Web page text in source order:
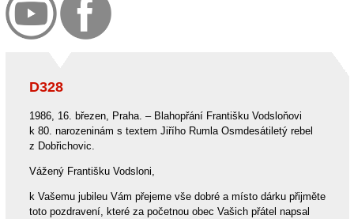
D328
1986, 16. březen, Praha. – Blahopřání Františku Vodsloňovi
k 80. narozeninám s textem Jiřího Rumla Osmdesátiletý rebel
z Dobřichovic.
Vážený Františku Vodsloni,
k Vašemu jubileu Vám přejeme vše dobré a místo dárku přijměte
toto pozdravení, které za početnou obec Vašich přátel napsal